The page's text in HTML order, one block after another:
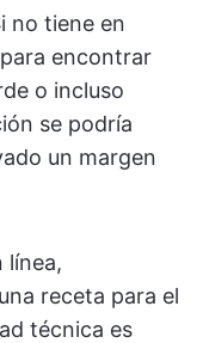
no tiene en
encontrar
o incluso
se podría
un margen
línea,
receta para el
técnica es